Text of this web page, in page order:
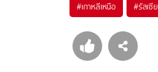
#เกาหลีเหนือ #รัสเซีย